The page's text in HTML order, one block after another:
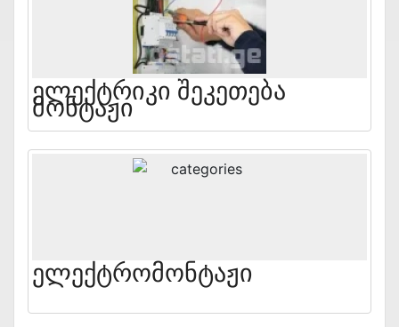
Ელექტრიკი Შეკეთება
Მონტაჟი
Ელექტრომონტაჟი